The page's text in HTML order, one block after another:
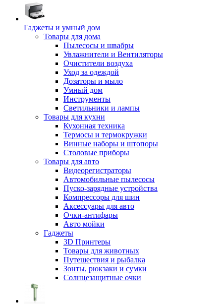
Гаджеты и умный дом
Товары для дома
Пылесосы и швабры
Увлажнители и Вентиляторы
Очистители воздуха
Уход за одеждой
Дозаторы и мыло
Умный дом
Инструменты
Светильники и лампы
Товары для кухни
Кухонная техника
Термосы и термокружки
Винные наборы и штопоры
Столовые приборы
Товары для авто
Видеорегистраторы
Автомобильные пылесосы
Пуско-зарядные устройства
Компрессоры для шин
Аксессуары для авто
Очки-антифары
Авто мойки
Гаджеты
3D Принтеры
Товары для животных
Путешествия и рыбалка
Зонты, рюкзаки и сумки
Солнцезащитные очки